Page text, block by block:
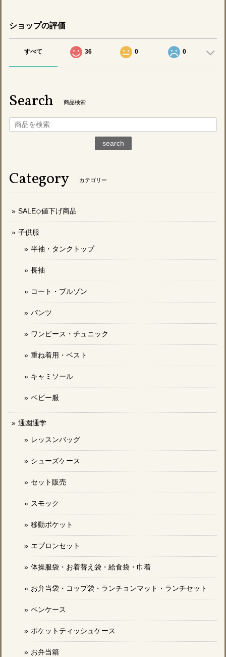
ショップの評価
すべて 36 0 0
Search 商品検索
search
Category カテゴリー
SALE◇値下げ商品
子供服
半袖・タンクトップ
長袖
コート・ブルゾン
パンツ
ワンピース・チュニック
重ね着用・ベスト
キャミソール
ベビー服
通園通学
レッスンバッグ
シューズケース
セット販売
スモック
移動ポケット
エプロンセット
体操服袋・お着替え袋・給食袋・巾着
お弁当袋・コップ袋・ランチョンマット・ランチセット
ペンケース
ポケットティッシュケース
お弁当箱